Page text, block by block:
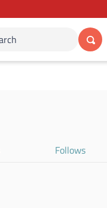
Follows